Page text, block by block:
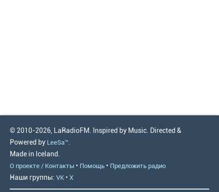
© 2010-2026, LaRadioFM. Inspired by Music. Directed &
Powered by LeeSa™.
Made in Iceland.
О проекте / Контакты • Помощь • Предложить радио
Наши группы: VK • X